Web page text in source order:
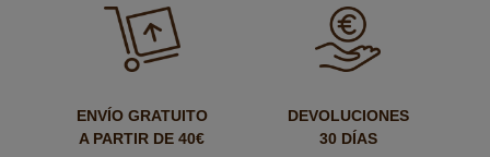
ENVÍO GRATUITO
A PARTIR DE 40€
DEVOLUCIONES
30 DÍAS